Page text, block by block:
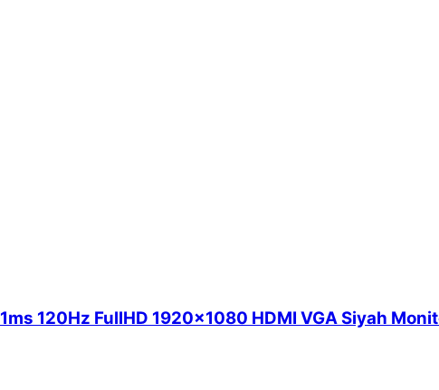
120Hz FullHD 1920x1080 HDMI VGA Siyah